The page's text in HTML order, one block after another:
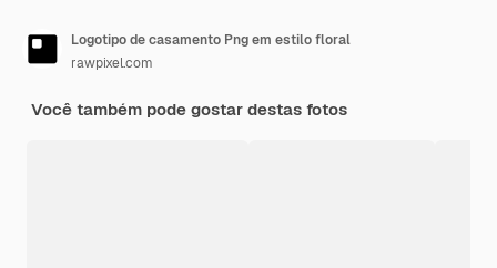
Logotipo de casamento Png em estilo floral
rawpixel.com
Você também pode gostar destas fotos